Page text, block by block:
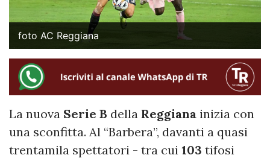
foto AC Reggiana
La nuova Serie B della Reggiana inizia con
una sconfitta. Al “Barbera”, davanti a quasi
trentamila spettatori - tra cui 103 tifosi